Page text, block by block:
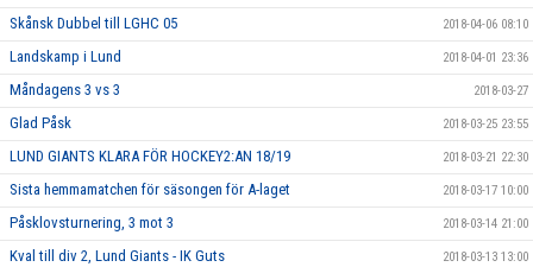
Skånsk Dubbel till LGHC 05 2018-04-06 08:10
Landskamp i Lund 2018-04-01 23:36
Måndagens 3 vs 3 2018-03-27
Glad Påsk 2018-03-25 23:55
LUND GIANTS KLARA FÖR HOCKEY2:AN 18/19 2018-03-21 22:30
Sista hemmamatchen för säsongen för A-laget 2018-03-17 10:00
Påsklovsturnering, 3 mot 3 2018-03-14 21:00
Kval till div 2, Lund Giants - IK Guts 2018-03-13 13:00